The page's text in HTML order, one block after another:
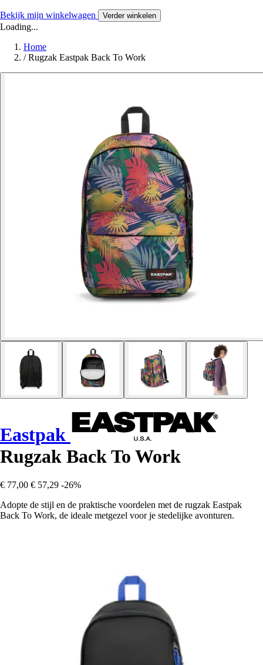
Bekijk mijn winkelwagen Verder winkelen
Loading...
Home
/ Rugzak Eastpak Back To Work
Eastpak
Rugzak Back To Work
€ 77,00 € 57,29 -26%
Adopte de stijl en de praktische voordelen met de rugzak Eastpak
Back To Work, de ideale metgezel voor je stedelijke avonturen.